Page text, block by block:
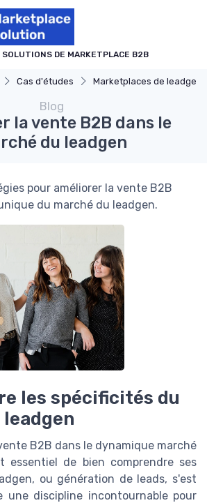
SOLUTIONS DE MARKETPLACE B2B
Cas d'études Marketplaces de leadgen
Blog
la vente B2B dans le
du leadgen
pour améliorer la vente B2B
du marché du leadgen.
les spécificités du
B2B dans le dynamique marché
essentiel de bien comprendre ses
ou génération de leads, s'est
une discipline incontournable pour
des cookies